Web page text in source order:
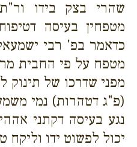
שהרי בצק בידו
מטפחין בעיסה
כדאמר בפ' רבי
מטפח על פי החבית
מפני שדרכו של
(פ"ג דטהרות) נמי
נגע בעיסה דקתני
יכול לפשוט ידו